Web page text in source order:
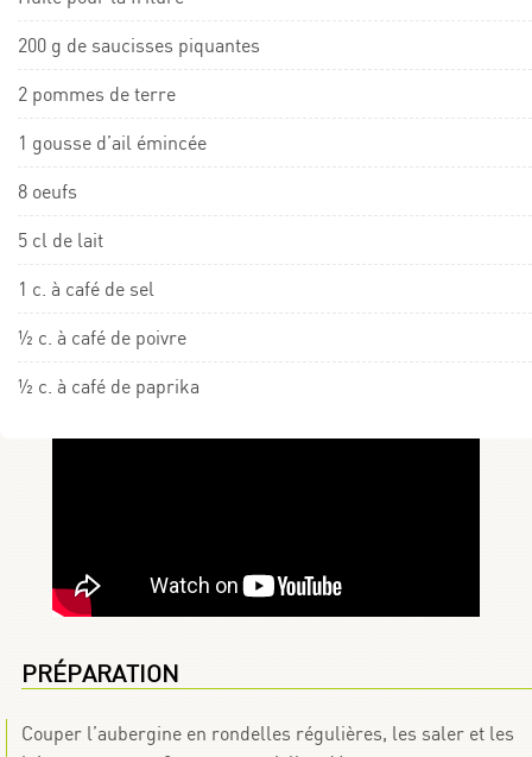
200 g de saucisses piquantes
2 pommes de terre
1 gousse d’ail émincée
8 oeufs
5 cl de lait
1 c. à café de sel
½ c. à café de poivre
½ c. à café de paprika
PRÉPARATION
Couper l’aubergine en rondelles régulières, les saler et les